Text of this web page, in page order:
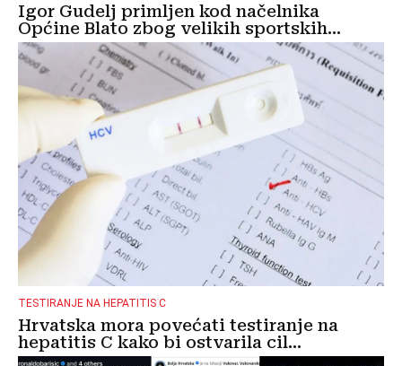
Igor Gudelj primljen kod načelnika
Općine Blato zbog velikih sportskih...
TESTIRANJE NA HEPATITIS C
Hrvatska mora povećati testiranje na
hepatitis C kako bi ostvarila cil...